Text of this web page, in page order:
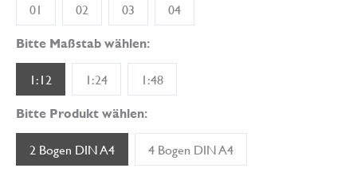
01 02 03 04
Bitte Maßstab wählen:
1:12 1:24 1:48
Bitte Produkt wählen:
2 Bogen DIN A4 4 Bogen DIN A4